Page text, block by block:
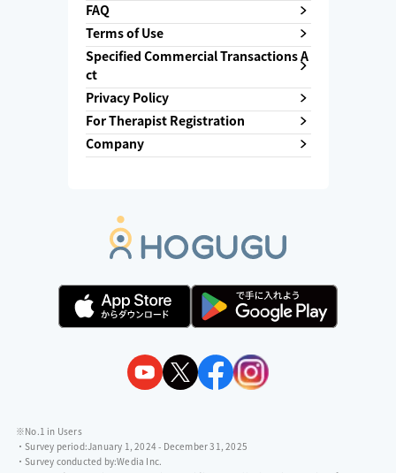
FAQ
Terms of Use
Specified Commercial Transactions A
ct
Privacy Policy
For Therapist Registration
Company
※No.1 in Users
・Survey period:January 1, 2024 - December 31, 2025
・Survey conducted by:Wedia Inc.